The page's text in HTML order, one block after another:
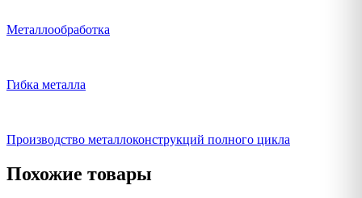
Металлообработка
Гибка металла
Производство металлоконструкций полного цикла
Похожие товары